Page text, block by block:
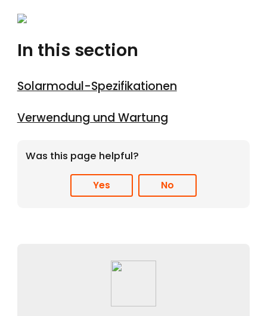
In this section
Solarmodul-Spezifikationen
Verwendung und Wartung
Was this page helpful?
Yes No